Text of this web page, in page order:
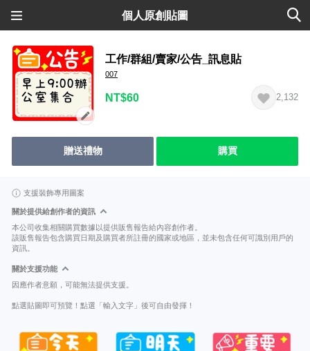
個人原創貼圖
工作/群組/賣家/公告_訊息貼
007
NT$60 2,132
贈送禮物 購買
支援裝飾專用圖案
關於提供給創作者的資訊
本公司收集相關購買數據以提供販售報告給內容創作者。
該販售報告包含購買日期及購買者所註冊的國家或地區，並未包含任何可識別用戶的
資訊。
關於支援功能
因應作者意願，可能無法提供支援。
點選貼圖即可預覽！點選「輸入文字」後可自由發揮！